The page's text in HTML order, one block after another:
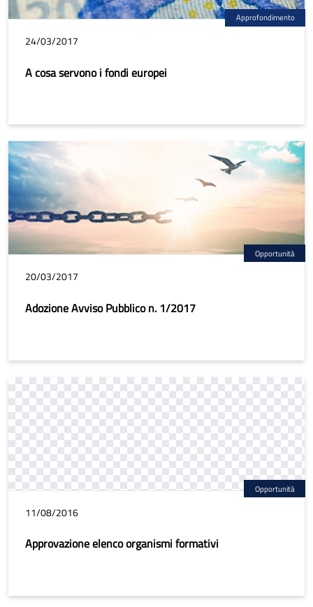
Approfondimento
24/03/2017
A cosa servono i fondi europei
Opportunità
20/03/2017
Adozione Avviso Pubblico n. 1/2017
Opportunità
11/08/2016
Approvazione elenco organismi formativi